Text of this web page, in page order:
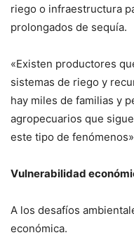
riego o infraestructura
prolongados de sequía.
«Existen productores
sistemas de riego y
hay miles de familias y
agropecuarios que
este tipo de
Vulnerabilidad
A los desafíos
económica.